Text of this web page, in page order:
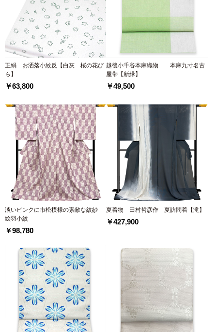
正絹 お洒落小紋反【白灰 桜の花び
ら】
￥63,800
越後小千谷本麻織物 本麻九寸名古
屋帯【新緑】
￥49,500
淡いピンクに市松模様の素敵な紋紗
絵羽小紋
￥98,780
夏着物 田村哲彦作 夏訪問着【滝】
￥427,900